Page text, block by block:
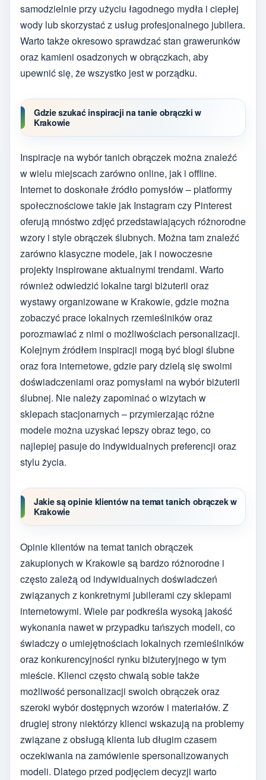
samodzielnie przy użyciu łagodnego mydła i ciepłej
wody lub skorzystać z usług profesjonalnego jubilera.
Warto także okresowo sprawdzać stan grawerunków
oraz kamieni osadzonych w obrączkach, aby
upewnić się, że wszystko jest w porządku.
Gdzie szukać inspiracji na tanie obrączki w
Krakowie
Inspiracje na wybór tanich obrączek można znaleźć
w wielu miejscach zarówno online, jak i offline.
Internet to doskonałe źródło pomysłów – platformy
społecznościowe takie jak Instagram czy Pinterest
oferują mnóstwo zdjęć przedstawiających różnorodne
wzory i style obrączek ślubnych. Można tam znaleźć
zarówno klasyczne modele, jak i nowoczesne
projekty inspirowane aktualnymi trendami. Warto
również odwiedzić lokalne targi biżuterii oraz
wystawy organizowane w Krakowie, gdzie można
zobaczyć prace lokalnych rzemieślników oraz
porozmawiać z nimi o możliwościach personalizacji.
Kolejnym źródłem inspiracji mogą być blogi ślubne
oraz fora internetowe, gdzie pary dzielą się swoimi
doświadczeniami oraz pomysłami na wybór biżuterii
ślubnej. Nie należy zapominać o wizytach w
sklepach stacjonarnych – przymierzając różne
modele można uzyskać lepszy obraz tego, co
najlepiej pasuje do indywidualnych preferencji oraz
stylu życia.
Jakie są opinie klientów na temat tanich obrączek w
Krakowie
Opinie klientów na temat tanich obrączek
zakupionych w Krakowie są bardzo różnorodne i
często zależą od indywidualnych doświadczeń
związanych z konkretnymi jubilerami czy sklepami
internetowymi. Wiele par podkreśla wysoką jakość
wykonania nawet w przypadku tańszych modeli, co
świadczy o umiejętnościach lokalnych rzemieślników
oraz konkurencyjności rynku biżuteryjnego w tym
mieście. Klienci często chwalą sobie także
możliwość personalizacji swoich obrączek oraz
szeroki wybór dostępnych wzorów i materiałów. Z
drugiej strony niektórzy klienci wskazują na problemy
związane z obsługą klienta lub długim czasem
oczekiwania na zamówienie spersonalizowanych
modeli. Dlatego przed podjęciem decyzji warto